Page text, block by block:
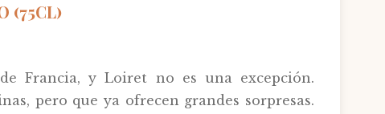
(75CL)
Francia, y Loiret no es una excepción.
pero que ya ofrecen grandes sorpresas.